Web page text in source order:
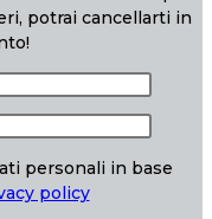
potrai cancellarti in
personali in base
policy